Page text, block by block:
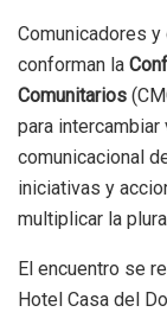
Comunicadores
conforman la
Comunitarios
para
comunicacional
iniciativas y
multiplicar la
El encuentro se
Hotel Casa del